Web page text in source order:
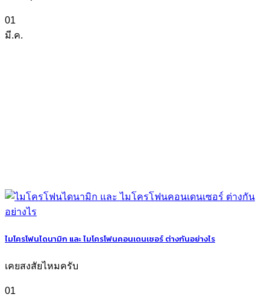
01
มี.ค.
ไมโครโฟนไดนามิก และ ไมโครโฟนคอนเดนเซอร์ ต่างกันอย่างไร
เคยสงสัยไหมครับ
01